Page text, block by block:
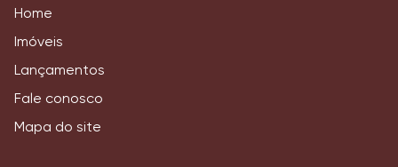
Home
Imóveis
Lançamentos
Fale conosco
Mapa do site